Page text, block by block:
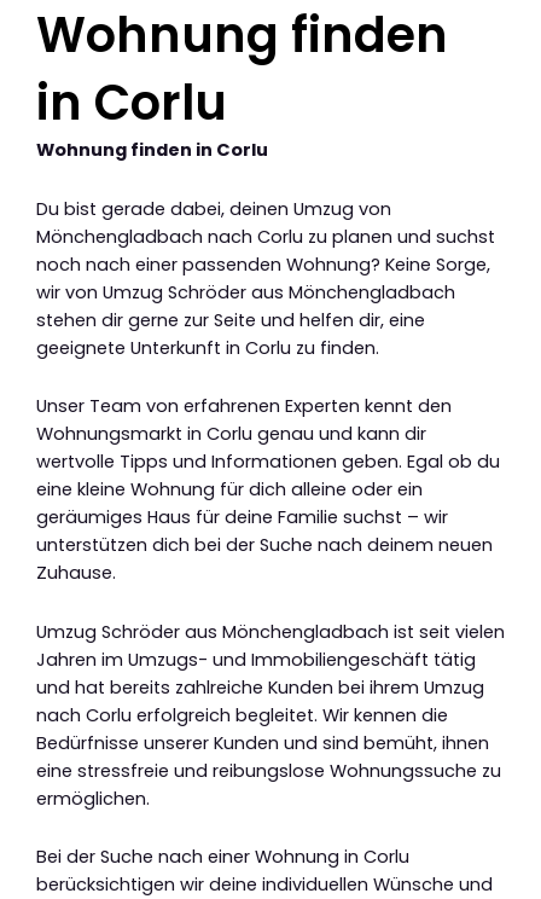
Wohnung finden
in Corlu
Wohnung finden in Corlu
Du bist gerade dabei, deinen Umzug von
Mönchengladbach nach Corlu zu planen und suchst
noch nach einer passenden Wohnung? Keine Sorge,
wir von Umzug Schröder aus Mönchengladbach
stehen dir gerne zur Seite und helfen dir, eine
geeignete Unterkunft in Corlu zu finden.
Unser Team von erfahrenen Experten kennt den
Wohnungsmarkt in Corlu genau und kann dir
wertvolle Tipps und Informationen geben. Egal ob du
eine kleine Wohnung für dich alleine oder ein
geräumiges Haus für deine Familie suchst – wir
unterstützen dich bei der Suche nach deinem neuen
Zuhause.
Umzug Schröder aus Mönchengladbach ist seit vielen
Jahren im Umzugs- und Immobiliengeschäft tätig
und hat bereits zahlreiche Kunden bei ihrem Umzug
nach Corlu erfolgreich begleitet. Wir kennen die
Bedürfnisse unserer Kunden und sind bemüht, ihnen
eine stressfreie und reibungslose Wohnungssuche zu
ermöglichen.
Bei der Suche nach einer Wohnung in Corlu
berücksichtigen wir deine individuellen Wünsche und